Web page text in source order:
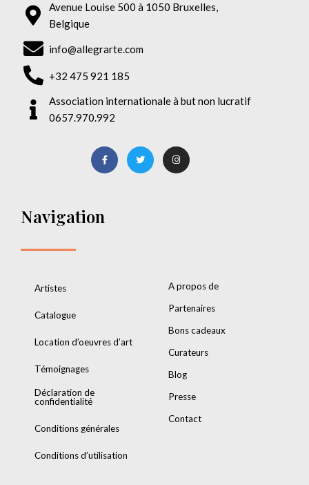
Avenue Louise 500 à 1050 Bruxelles,
Belgique
info@allegrarte.com
+32 475 921 185
Association internationale à but non lucratif
0657.970.992
Navigation
Artistes
Catalogue
Location d’oeuvres d’art
Témoignages
Déclaration de
confidentialité
Conditions générales
Conditions d’utilisation
A propos de
Partenaires
Bons cadeaux
Curateurs
Blog
Presse
Contact